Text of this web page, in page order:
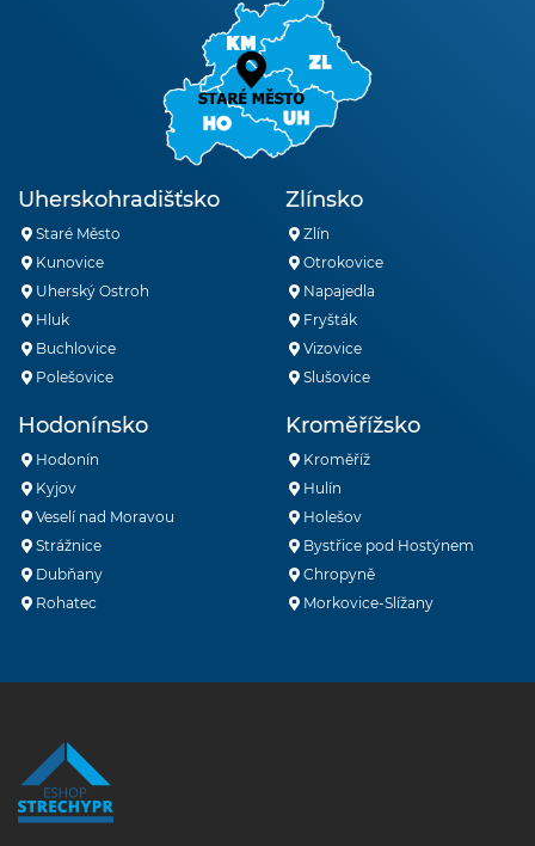
Uherskohradišťsko
Staré Město
Kunovice
Uherský Ostroh
Hluk
Buchlovice
Polešovice
Zlínsko
Zlín
Otrokovice
Napajedla
Fryšták
Vizovice
Slušovice
Hodonínsko
Hodonín
Kyjov
Veselí nad Moravou
Strážnice
Dubňany
Rohatec
Kroměřížsko
Kroměříž
Hulín
Holešov
Bystřice pod Hostýnem
Chropyně
Morkovice-Slížany